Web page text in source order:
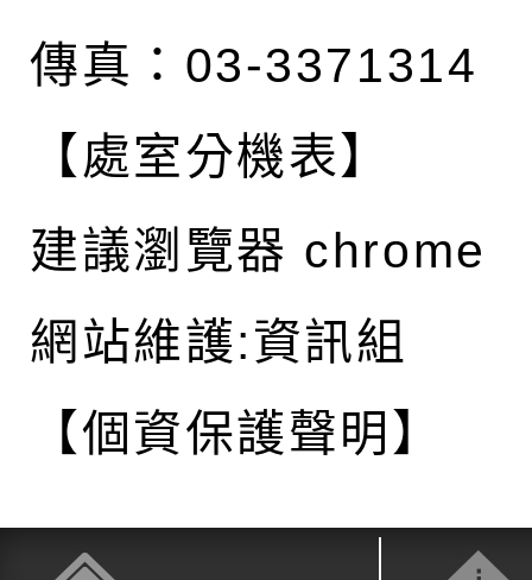
傳真：03-3371314
【處室分機表】
建議瀏覽器 chrome
網站維護:資訊組
【個資保護聲明】